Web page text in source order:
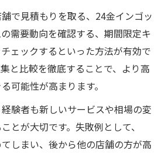
で見積もりを取る、24金インゴッ
需要動向を確認する、期間限定キ
ェックするといった方法が有効で
と比較を徹底することで、より高
可能性が高まります。
験者も新しいサービスや相場の変
とが大切です。失敗例として、
てしまい、後から他の店舗の方が高